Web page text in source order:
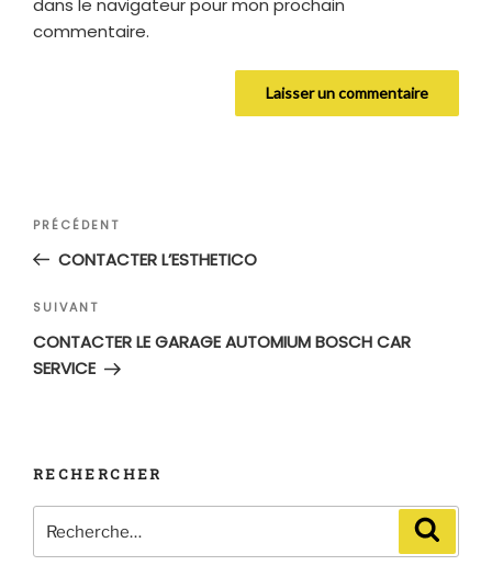
dans le navigateur pour mon prochain
commentaire.
Navigation
l’article
Article
précédent
PRÉCÉDENT
CONTACTER L’ESTHETICO
Article
suivant
SUIVANT
CONTACTER LE GARAGE AUTOMIUM BOSCH CAR
SERVICE
RECHERCHER
pour